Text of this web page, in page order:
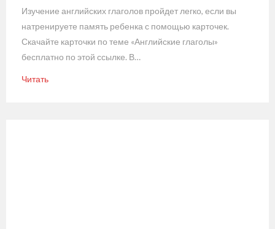
Изучение английских глаголов пройдет легко, если вы
натренируете память ребенка с помощью карточек.
Скачайте карточки по теме «Английские глаголы»
бесплатно по этой ссылке. В…
Читать